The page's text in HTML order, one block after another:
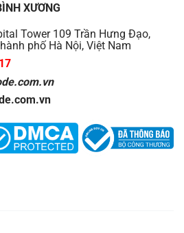
XƯƠNG
Tower 109 Trần Hưng Đạo,
phố Hà Nội, Việt Nam